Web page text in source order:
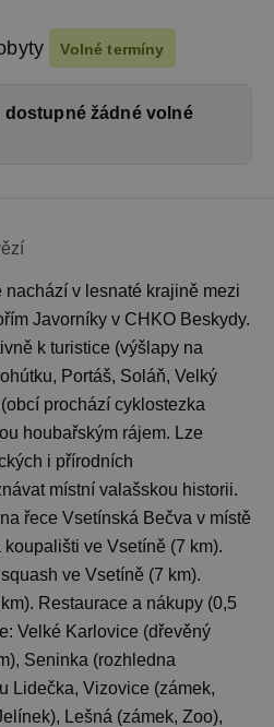
Volné termíny
žádné volné
v lesnaté krajině mezi
Javorníky v CHKO Beskydy.
k turistice (výšlapy na
Portáš, Soláň, Velký
prochází cyklostezka
houbařským rájem. Lze
i přírodních
místní valašskou historii.
řece Vsetínská Bečva v místě
ve Vsetíně (7 km).
ve Vsetíně (7 km).
Restaurace a nákupy (0,5
Velké Karlovice (dřevěný
Seninka (rozhledna
Lidečka, Vizovice (zámek,
Lešná (zámek, Zoo),